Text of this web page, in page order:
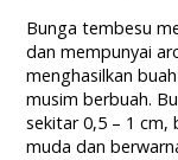
Bunga tembesu
dan mempunyai
menghasilkan
musim berbuah.
sekitar 0,5 – 1 cm,
muda dan